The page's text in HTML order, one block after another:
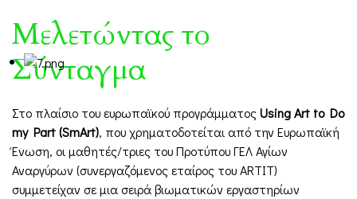
Μελετώντας το
Σύνταγμα
Στο πλαίσιο του ευρωπαϊκού προγράμματοςUsing Art to Do
my Part (SmArt), που χρηματοδοτείται από την Ευρωπαϊκή
Ένωση, οι μαθητές/τριες του Προτύπου ΓΕΛ Αγίων
Αναργύρων (συνεργαζόμενος εταίρος του ARTIT)
συμμετείχαν σε μια σειρά βιωματικών εργαστηρίων